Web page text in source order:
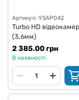
Артикул: YSAP042
Turbo HD
(3.6мм)
2 385.00 грн
В наявності